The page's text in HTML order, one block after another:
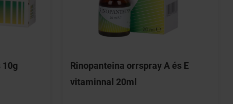
10g
Rinopanteina orrspray A és E
vitaminnal 20ml